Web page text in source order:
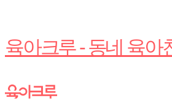
육아크루 - 동네 육아